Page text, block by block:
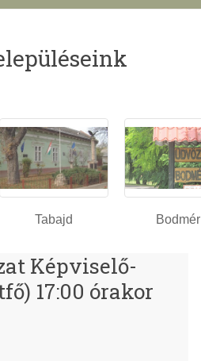
Tabajd Bodmér
Képviselő-
17:00 órakor